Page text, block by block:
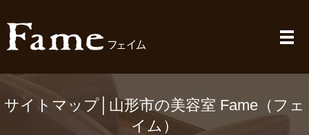
メ
サイトマップ│山形市の美容室 Fame（フェ
イム）